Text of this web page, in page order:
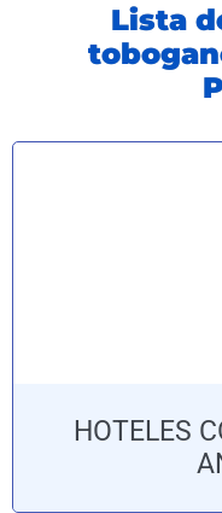
Lista
HOTELES